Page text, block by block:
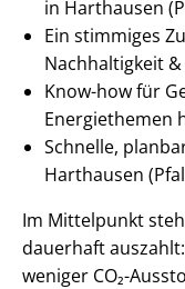
in Harthausen
Ein stimmiges
Nachhaltigkeit
Know-how für
Energiethemen
Schnelle,
Harthausen
Im Mittelpunkt
dauerhaft
weniger CO₂-